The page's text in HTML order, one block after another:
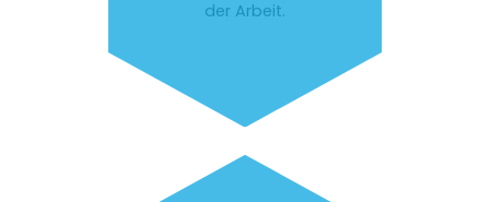
der Arbeit.